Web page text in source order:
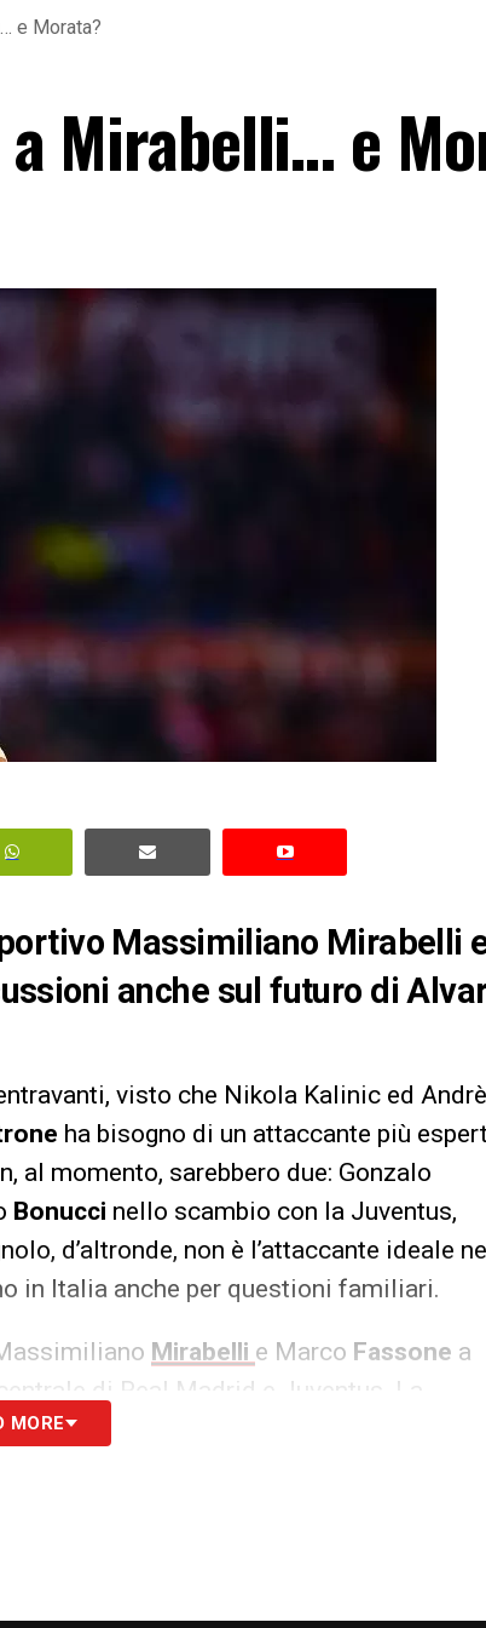
e Morata?
Mirabelli… e
Massimiliano Mirabelli
anche sul futuro di
visto che Nikola Kalinic ed Andrè
ha bisogno di un attaccante più
al momento, sarebbero due: Gonzalo
Bonucci nello scambio con la Juventus,
d’altronde, non è l’attaccante ideale
in Italia anche per questioni familiari.
Mirabelli e Marco Fassone a
di Real Madrid e Juventus. La
felice conclusione ma la suddetta
MORE